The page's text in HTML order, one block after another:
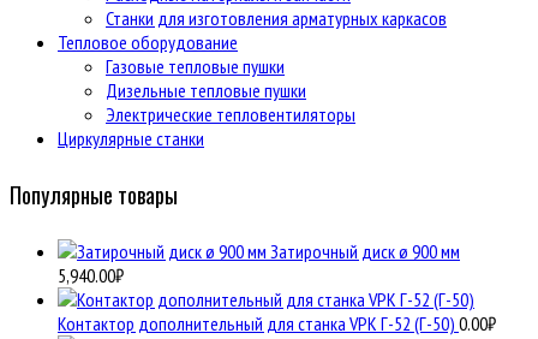
Станки для изготовления арматурных каркасов
Тепловое оборудование
Газовые тепловые пушки
Дизельные тепловые пушки
Электрические тепловентиляторы
Циркулярные станки
Популярные товары
Затирочный диск ø 900 мм
5,940.00₽
Контактор дополнительный для станка VPK Г-52 (Г-50) 0.00₽